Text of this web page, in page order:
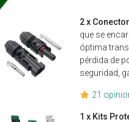
2 x
que se
óptima
pérdida de
seguridad,
21
1 x Kits